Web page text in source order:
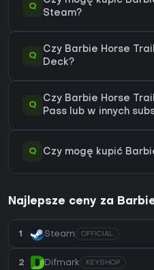
Q
Steam?
Q
Czy Barbie Horse
Deck?
Q
Czy Barbie Horse
Pass lub w innych
Q Czy mogę kupić
Najlepsze ceny za
1 Steam OFFICIAL
2 Difmark KEYSHOP